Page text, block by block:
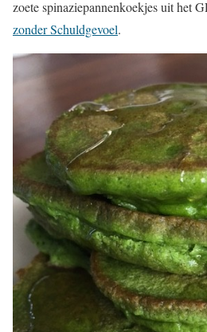
zoete spinaziepannenkoekjes uit het
zonder Schuldgevoel.